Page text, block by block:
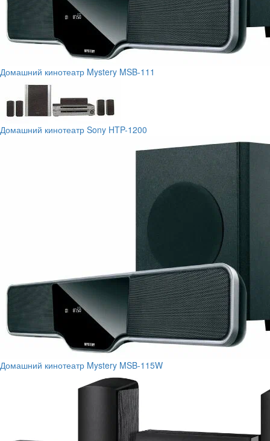
Домашний кинотеатр Mystery MSB-111
Домашний кинотеатр Sony HTP-1200
Домашний кинотеатр Mystery MSB-115W